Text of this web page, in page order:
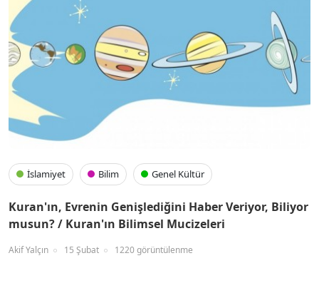
İslamiyet Bilim Genel Kültür
Kuran'ın, Evrenin Genişlediğini Haber Veriyor, Biliyor
musun? / Kuran'ın Bilimsel Mucizeleri
Akif Yalçın 15 Şubat 1220 görüntülenme